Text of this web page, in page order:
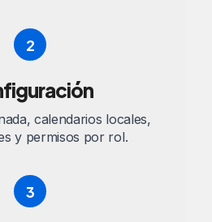
2
calendarios locales,
y permisos por rol.
3